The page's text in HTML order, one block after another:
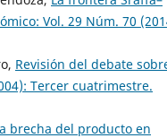
Vol. 29 Núm. 70
Revisión del debate
Tercer cuatrimestre.
brecha del producto en